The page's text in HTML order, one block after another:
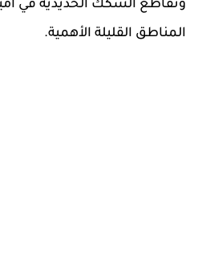
وتقاطع السكك الحديدية في
المناطق القليلة الأهمية.